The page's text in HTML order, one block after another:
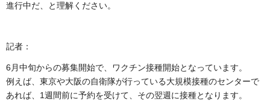
進行中だ、と理解ください。
記者：
6月中旬からの募集開始で、ワクチン接種開始となっています。
例えば、東京や大阪の自衛隊が行っている大規模接種のセンターで
あれば、1週間前に予約を受けて、その翌週に接種となります。